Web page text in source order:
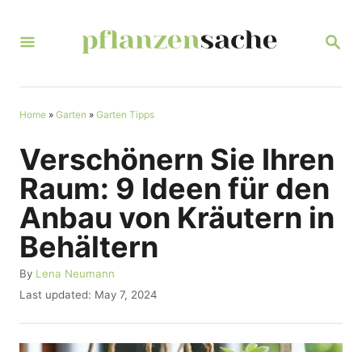
S
R
Home » Garten » Garten Tipps
Verschönern Sie Ihren
Raum: 9 Ideen für den
Anbau von Kräutern in
Behältern
By A
u
h
o
Lena Neumann
P
s
t
Last updated: May 7, 2024